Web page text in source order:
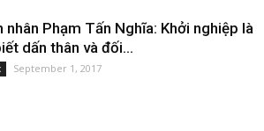
nhân Phạm Tấn Nghĩa: Khởi nghiệp là
dấn thân và đối...
September 1, 2017